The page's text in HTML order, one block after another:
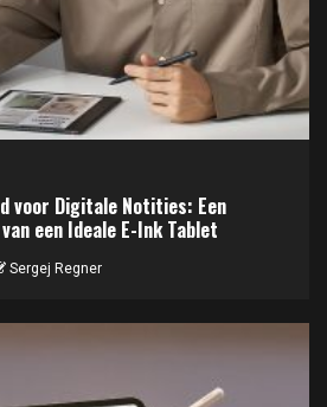
voor Digitale Notities: Een
een Ideale E-Ink Tablet
Sergej Regner